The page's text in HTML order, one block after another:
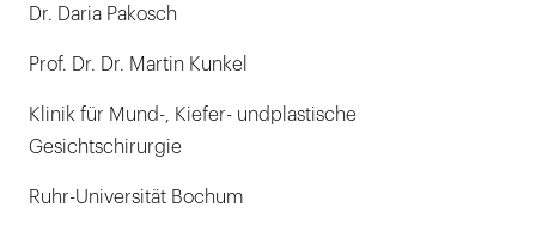
Dr. Daria Pakosch
Prof. Dr. Dr. Martin Kunkel
Klinik für Mund-, Kiefer- undplastische
Gesichtschirurgie
Ruhr-Universität Bochum